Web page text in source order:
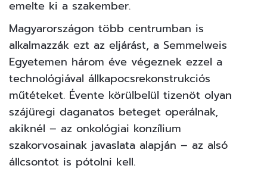
emelte ki a szakember.
Magyarországon több centrumban is
alkalmazzák ezt az eljárást, a Semmelweis
Egyetemen három éve végeznek ezzel a
technológiával állkapocsrekonstrukciós
műtéteket. Évente körülbelül tizenöt olyan
szájüregi daganatos beteget operálnak,
akiknél – az onkológiai konzílium
szakorvosainak javaslata alapján – az alsó
állcsontot is pótolni kell.